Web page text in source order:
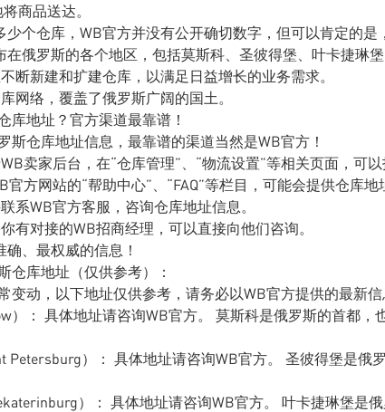
商品送达。
个仓库，WB官方并没有公开确切数字，但可以肯定的是
俄罗斯的各个地区，包括莫斯科、圣彼得堡、叶卡捷琳堡
断新建和扩建仓库，以满足日益增长的业务需求。
网络，覆盖了俄罗斯广阔的国土。
库地址？官方渠道最靠谱！
斯仓库地址信息，最靠谱的渠道当然是WB官方！
卖家后台，在“仓库管理”、“物流设置”等相关页面，可以
方网站的“帮助中心”、“FAQ”等栏目，可能会提供仓库地
系WB官方客服，咨询仓库地址信息。
有对接的WB招商经理，可以直接向他们咨询。
、最权威的信息！
仓库地址（仅供参考）：
变动，以下地址仅供参考，请务必以WB官方提供的最新信
）： 具体地址请咨询WB官方。 莫斯科是俄罗斯的首都，
Petersburg）： 具体地址请咨询WB官方。 圣彼得堡是俄
）： 具体地址请咨询WB官方。 叶卡捷琳堡是